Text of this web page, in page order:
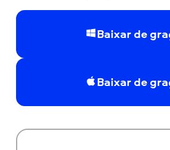
Baixar de
Baixar de